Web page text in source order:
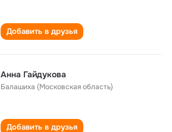
Добавить в друзья
Анна Гайдукова
Балашиха (Московская область)
Добавить в друзья